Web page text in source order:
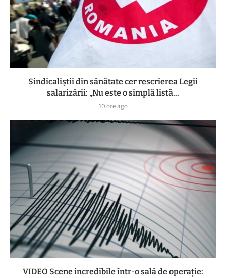
Sindicaliștii din sănătate cer rescrierea Legii
salarizării: „Nu este o simplă listă...
10 ore ago
VIDEO Scene incredibile într-o sală de operație: